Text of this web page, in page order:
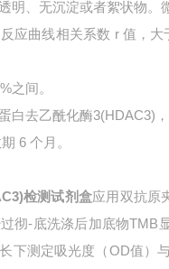
明、无沉淀或者絮状物。
应曲线相关系数 r 值，
之间。
白去乙酰化酶3(HDAC3)
6 个月。
检测试剂盒应用双抗原
彻-底洗涤后加底物TMB
下测定吸光度（OD值）